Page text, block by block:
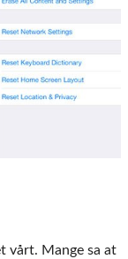
vårt. Mange sa at